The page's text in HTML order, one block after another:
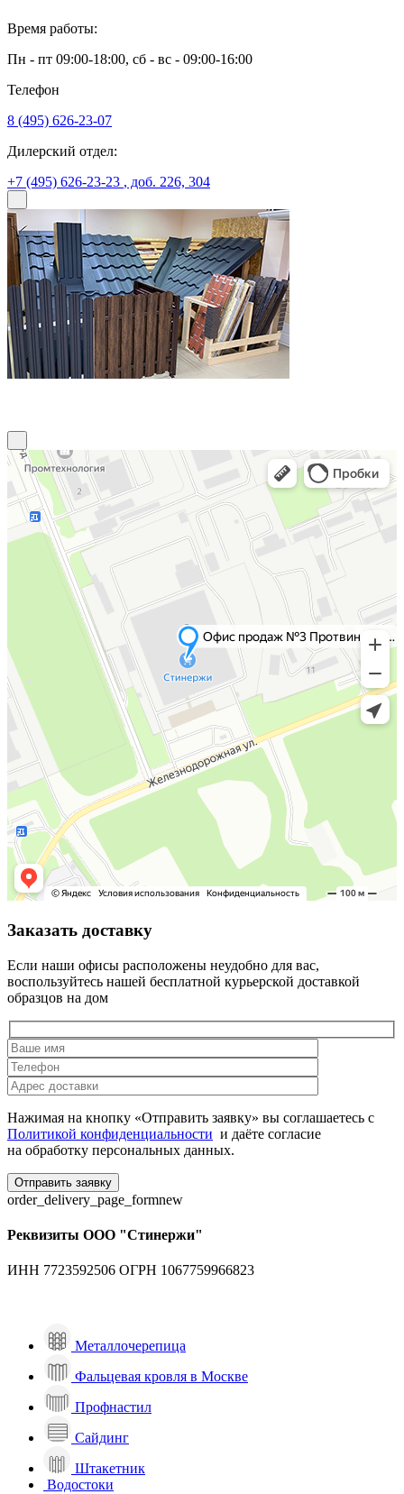
Время работы:
Пн - пт 09:00-18:00, сб - вс - 09:00-16:00
Телефон
8 (495) 626-23-07
Дилерский отдел:
+7 (495) 626-23-23 , доб. 226, 304
Заказать доставку
Если наши офисы расположены неудобно для вас,
воспользуйтесь нашей бесплатной курьерской доставкой
образцов на дом
Нажимая на кнопку «Отправить заявку» вы соглашаетесь с
Политикой конфиденциальности и даёте согласие
на обработку персональных данных.
order_delivery_page_formnew
Реквизиты ООО "Стинержи"
ИНН 7723592506 ОГРН 1067759966823
Металлочерепица
Фальцевая кровля в Москве
Профнастил
Сайдинг
Штакетник
Водостоки